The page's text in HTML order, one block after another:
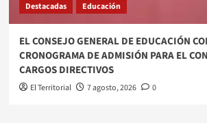
Destacadas Educación
EL CONSEJO GENERAL DE EDUCACIÓN
CRONOGRAMA DE ADMISIÓN PARA EL
CARGOS DIRECTIVOS
El Territorial 7 agosto, 2026 0